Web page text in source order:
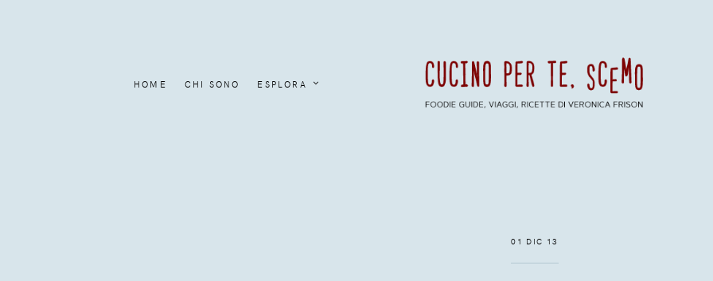
HOME CHI SONO ESPLORA
01 DIC 13